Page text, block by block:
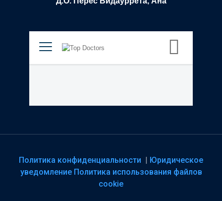
Политика конфиденциальности
Юридическое
уведомление Политика использования файлов
cookie